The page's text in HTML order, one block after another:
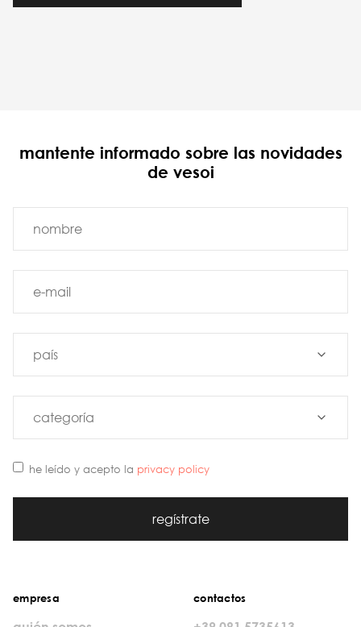
mantente informado sobre las novidades
de vesoi
he leído y acepto la privacy policy
regístrate
empresa contactos